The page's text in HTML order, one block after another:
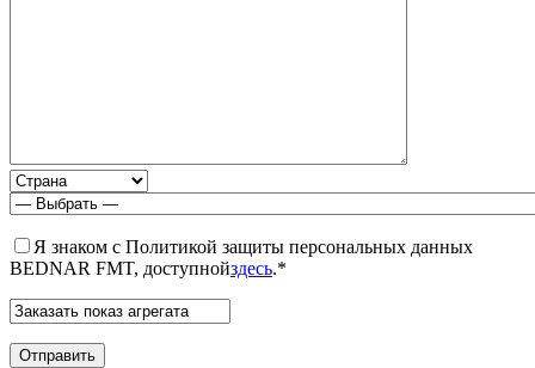
Я знаком с Политикой защиты персональных данных
BEDNAR FMT, доступнойздесь.*